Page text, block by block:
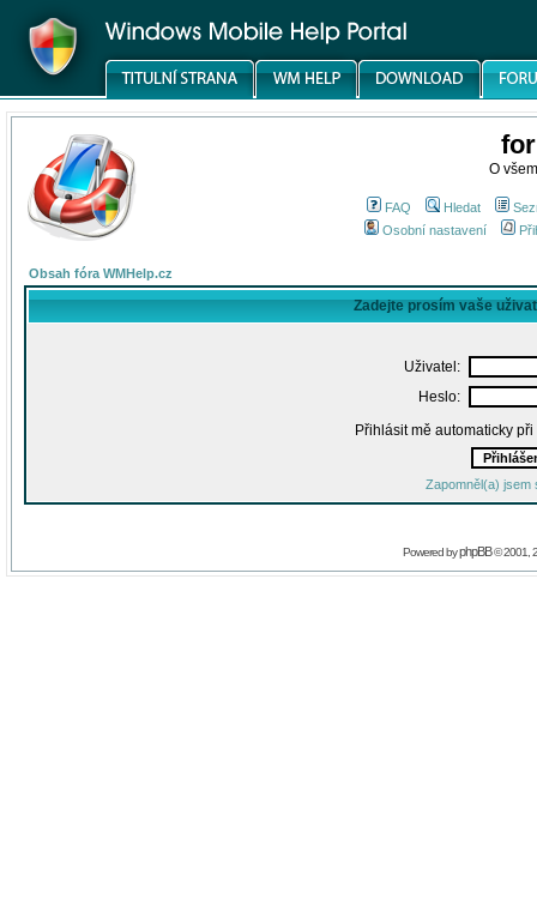
O
FAQ Hledat
Osobní nastavení
Obsah fóra WMHelp.cz
Zadejte prosím vaše
Uživatel:
Heslo:
Přihlásit mě automaticky
Zapomněl(a) jsem
Powered byphpBB© 2001,